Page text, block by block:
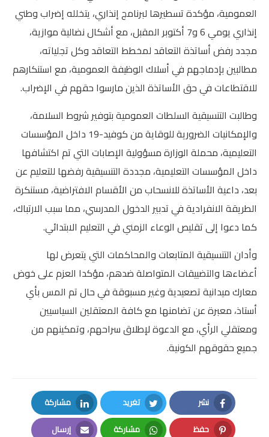
الامتحان الموحد الإقليمي
فضاء الأستاذ
وثائق الأستاذ
التوازيع السنوية
التوازيع المرحلية
دلائل بيداغوجية
وثائق الإدارة التربوية
أطر الأكاديميات
الإدارة التربوية
امتحانات مهنية
التفتيش
باكالوريا
العمومية، مؤكدة تسطيرها لبرنامج إنذاري، يتخلله إضراب وطني
إنذاري يومي 6 و7 أكتوبر المقبل، مع أشكال نضالية موازية،
مجدد رفض أساتذة التعاقد لمخطط التعاقد وكل تجلياته،
مطالبين بإدماجهم في أسلاك الوظيفة العمومية، مع استنكارهم
للاقتطاعات في حق الأساتذة الذين مارسوا حقهم في الإضراب.
وطالبت التنسيقية السلطات العمومية بتوفير شروط السلامة،
والإمكانيات الضرورية للوقاية من كوفيد-19 داخل المؤسسات
التعليمية، محملة الوزارة مسؤولية الإصابات التي تم اكتشافها
داخل المؤسسات التعليمية، مجددة التنسيقية رفضها للتعليم عن
بعد، داعية الأساتذة للانسحاب من الأقسام الافتراضية، مستنكرة
الطريقة الانفرادية في تدبير الدخول المدرسي، مما سبب الارتباك،
كما دعوا إلى تقليص الوعاء الزمني في التعليم الابتدائي.
وأدان التنسيقية المتابعات والمحاكمات التي يتعرض لها
أعضاءها والتضييقات المتواصلة ضدهم، مؤكدا العزم على خوض
معارك ميدانية تصعيدية وغير مسبوقة في حال تم المس بأي
أستاذ، معبرة عن تضامنها مع كافة المعتقلين السياسيين
ومعتقلي الرأي، مع الدعوة لإطلاق سراحهم، وتمكينهم من
جميع حقوقهم الكونية.
نشر
Facebook
تغريد
Twitter
مشاركة
LinkedIn
حفظ مشاركة إرسال